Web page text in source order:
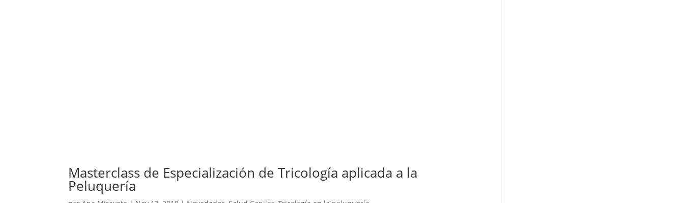
Masterclass de Especialización de Tricología aplicada a la
Peluquería